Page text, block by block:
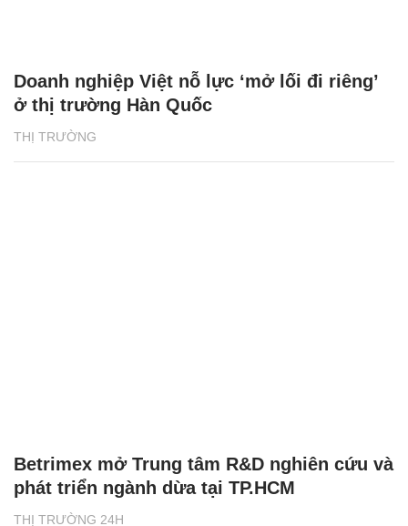
THỊ TRƯỜNG
Doanh nghiệp Việt nỗ lực ‘mở lối đi riêng’
ở thị trường Hàn Quốc
THỊ TRƯỜNG 24H
Betrimex mở Trung tâm R&D nghiên cứu và
phát triển ngành dừa tại TP.HCM